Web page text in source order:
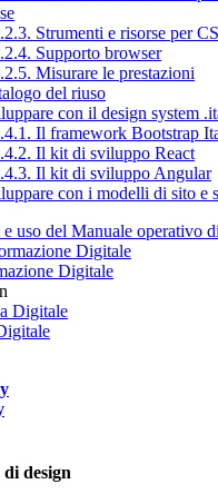
Strumenti e risorse per
Supporto browser
Misurare le prestazioni
del riuso
con il design system
Il framework Bootstrap
Il kit di sviluppo React
Il kit di sviluppo Angular
con i modelli di sito e
uso del Manuale operativo
Digitale
design